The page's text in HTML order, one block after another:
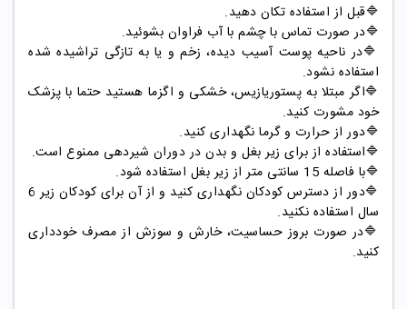
🔷قبل از استفاده تکان دهید.
🔷در صورت تماس با چشم با آب فراوان بشوئید.
🔷در ناحیه پوست آسیب دیده، زخم و یا به تازگی تراشیده شده
استفاده نشود.
🔷اگر مبتلا به پستوریازیس، خشکی و اگزما هستید حتما با پزشک
خود مشورت کنید.
🔷دور از حرارت و گرما نگهداری کنید.
🔷استفاده از برای زیر بغل و بدن در دوران شیردهی ممنوع است.
🔷با فاصله 15 سانتی متر از زیر بغل استفاده شود
.
🔷
دور از دسترس کودکان نگهداری کنید و از آن برای کودکان زیر 6
سال استفاده نکنید.
🔷در صورت بروز حساسیت، خارش و سوزش از مصرف خودداری
کنید.